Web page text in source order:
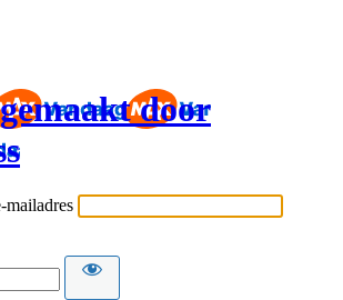
door
mailadres